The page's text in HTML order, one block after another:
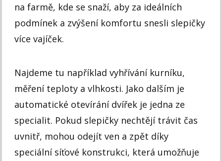
na farmě, kde se snaží, aby za ideálních
podmínek a zvýšení komfortu snesli slepičky
více vajíček.
Najdeme tu například vyhřívání kurníku,
měření teploty a vlhkosti. Jako dalším je
automatické otevírání dvířek je jedna ze
specialit. Pokud slepičky nechtějí trávit čas
uvnitř, mohou odejít ven a zpět díky
speciální síťové konstrukci, která umožňuje